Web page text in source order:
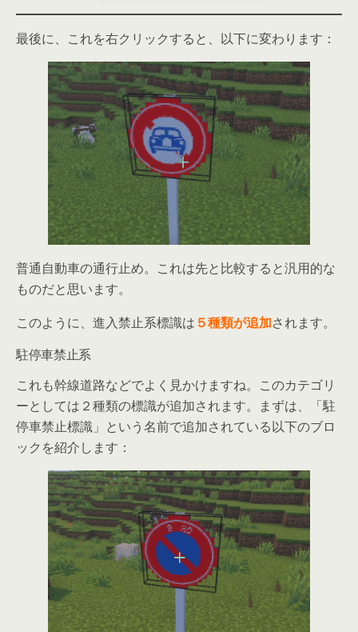
最後に、これを右クリックすると、以下に変わります：
普通自動車の通行止め。これは先と比較すると汎用的な
ものだと思います。
このように、進入禁止系標識は ５種類が追加されます。
駐停車禁止系
これも幹線道路などでよく見かけますね。このカテゴリ
ーとしては２種類の標識が追加されます。まずは、「駐
停車禁止標識」という名前で追加されている以下のブロ
ックを紹介します：